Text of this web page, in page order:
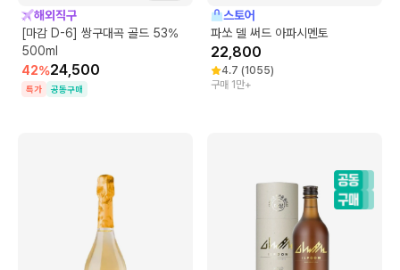
해외직구
[마감 D-6] 쌍구대곡 골드 53%
500ml
42%24,500
특가 공동구매
스토어
파쏘 델 써드 아파시멘토
22,800
4.7 (1055)
구매 1만+